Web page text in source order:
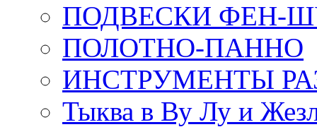
ПОДВЕСКИ ФЕН-
ПОЛОТНО-ПАННО
ИНСТРУМЕНТЫ
Тыква в Ву Лу и